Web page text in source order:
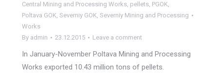
Central Mining and Processing Works, pellets, PGOK,
Poltava GOK, Severniy GOK, Severniy Mining and Processing
Works
By admin 23.12.2015 Leave a comment
In January-November Poltava Mining and Processing
Works exported 10.43 million tons of pellets.